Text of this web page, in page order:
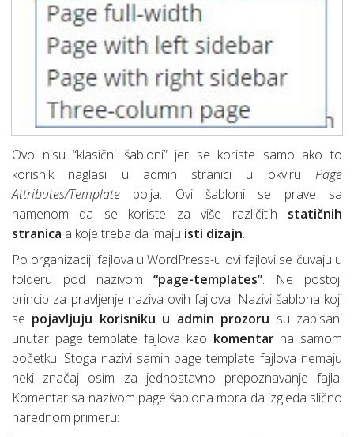
Ovo nisu “klasični šabloni” jer se koriste samo ako to
korisnik naglasi u admin stranici u okviru Page
Attributes/Template polja. Ovi šabloni se prave sa
namenom da se koriste za više različitih statičnih
stranica a koje treba da imaju isti dizajn.
Po organizaciji fajlova u WordPress-u ovi fajlovi se čuvaju u
folderu pod nazivom“page-templates”. Ne postoji
princip za pravljenje naziva ovih fajlova. Nazivi šablona koji
se pojavljuju korisniku u admin prozoru su zapisani
unutar page template fajlova kao komentarna samom
početku. Stoga nazivi samih page template fajlova nemaju
neki značaj osim za jednostavno prepoznavanje fajla.
Komentar sa nazivom page šablona mora da izgleda slično
narednom primeru: